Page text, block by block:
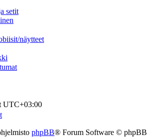
setit
näytteet
UTC+03:00
phpBB® Forum Software © phpBB